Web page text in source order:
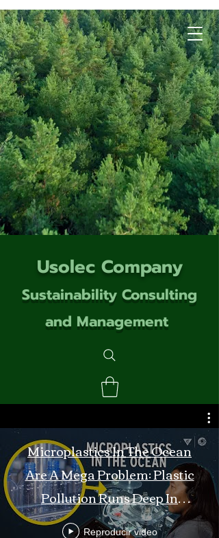
Usolec Company
Sustainability Consulting
and Management
Microplastics In The Ocean
Are A Mega Problem: Plastic
Pollution Runs Deep In
Monterey Bay
Reproducir video